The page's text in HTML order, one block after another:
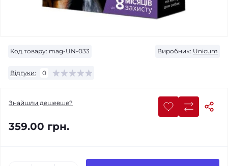
Код товару: mag-UN-033 Виробник: Unicum
Відгуки: 0
Знайшли дешевше?
359.00 грн.